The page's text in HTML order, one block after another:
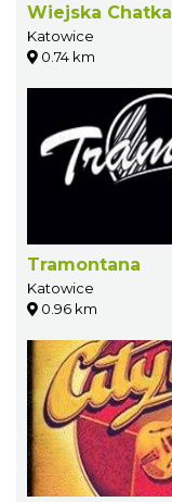
Wiejska Chatka
Katowice
0.74 km
Tramontana
Katowice
0.96 km